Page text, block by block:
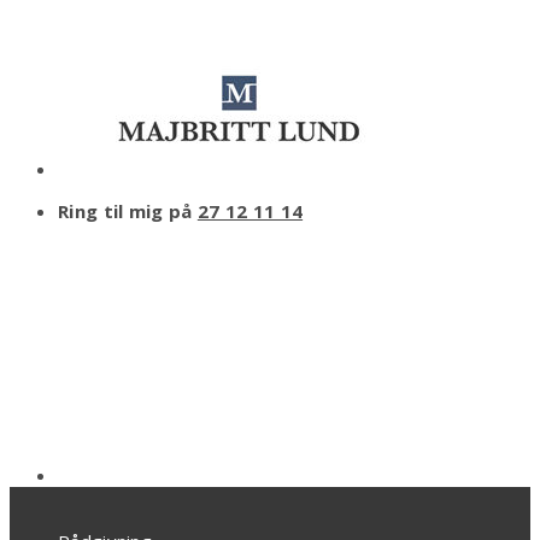
Ring til mig på 27 12 11 14